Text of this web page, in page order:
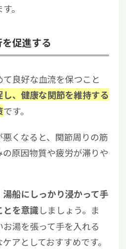
。
促進する
良好な血流を保つこと
、健康な関節を維持する
です。
くなると、関節周りの筋
原因物質や疲労が滞りや
湯船にしっかり浸かって手
とを意識しましょう。ま
湯を張って手を入れる
アとしておすすめです。